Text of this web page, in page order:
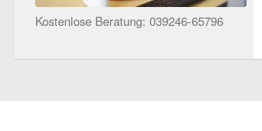
Kostenlose Beratung: 039246-65796